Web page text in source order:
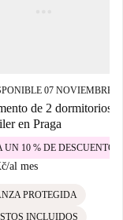
07 NOVIEMBRE
de 2 dormitorios
en Praga
/al mes
UN 10 % DE DESCUENTO
PROTEGIDA
INCLUIDOS